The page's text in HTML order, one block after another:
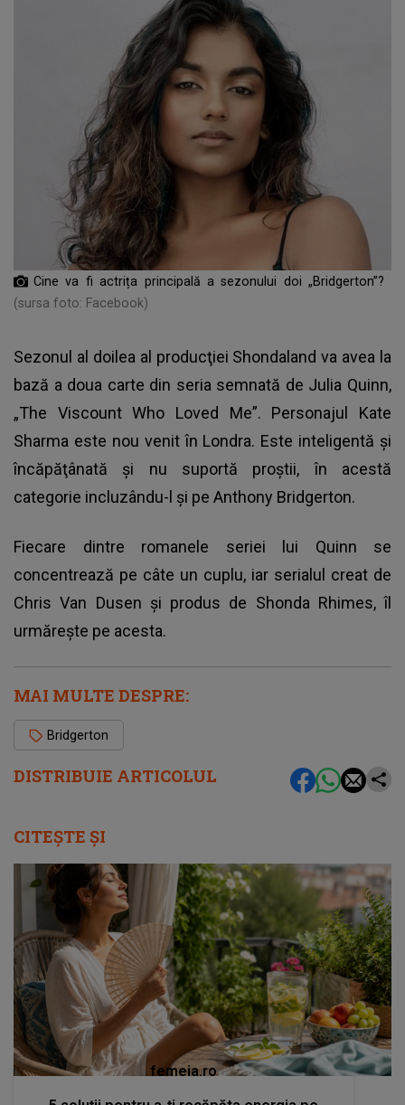
DISTRIBUIE ARTICOLUL
Cine va fi actrița principală a sezonului doi „Bridgerton”?
(sursa foto: Facebook)
Sezonul al doilea al producţiei Shondaland va avea la
bază a doua carte din seria semnată de Julia Quinn,
„The Viscount Who Loved Me”. Personajul Kate
Sharma este nou venit în Londra. Este inteligentă şi
încăpăţânată şi nu suportă proştii, în acestă
categorie incluzându-l şi pe Anthony Bridgerton.
Fiecare dintre romanele seriei lui Quinn se
concentrează pe câte un cuplu, iar serialul creat de
Chris Van Dusen şi produs de Shonda Rhimes, îl
urmăreşte pe acesta.
MAI MULTE DESPRE:
Bridgerton
CITEȘTE ȘI
femeia.ro